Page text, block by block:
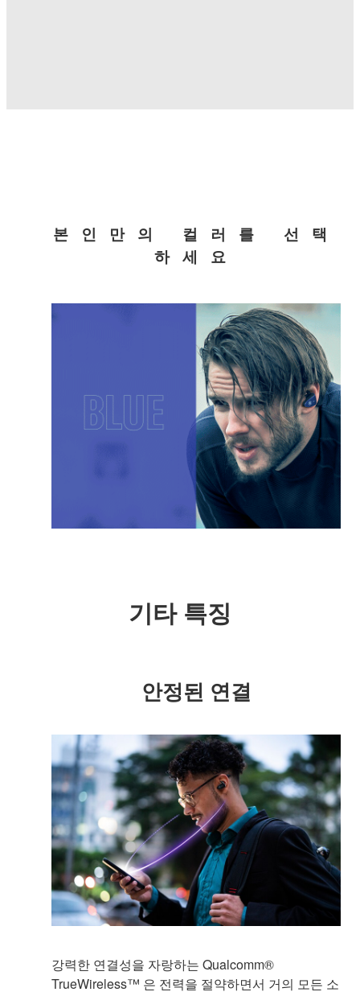
본인만의 컬러를 선택
하세요
기타 특징
안정된 연결
강력한 연결성을 자랑하는 Qualcomm®
TrueWireless™ 은 전력을 절약하면서 거의 모든 소